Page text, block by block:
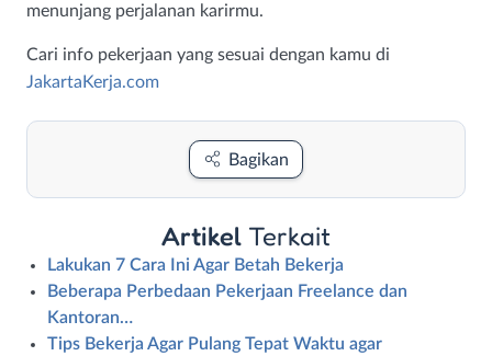
menunjang perjalanan karirmu.
Cari info pekerjaan yang sesuai dengan kamu di
JakartaKerja.com
Bagikan
Artikel Terkait
Lakukan 7 Cara Ini Agar Betah Bekerja
Beberapa Perbedaan Pekerjaan Freelance dan
Kantoran…
Tips Bekerja Agar Pulang Tepat Waktu agar